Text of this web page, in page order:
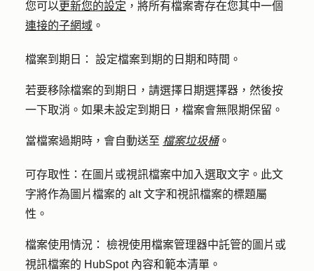
您可以更新您的設定 ，將所有檔案寄存在您其中一個
連接的子網域 。
檔案到期日： 設定檔案到期的日期和時間。
若要移除檔案的到期日，請選擇 日期選擇器 ，然後按
一下取消 。如果未設定到期日，檔案會無限期保留。
當檔案過期時，會自動送至 檔案垃圾桶。
可存取性： 在圖片或視訊檔案中加入選取文字。此文
字將作為圖片檔案的 alt 文字和視訊檔案的標題屬
性。
檔案使用情況： 檢視使用檔案管理器中託管的圖片或
視訊檔案的 HubSpot 內容和範本清單。